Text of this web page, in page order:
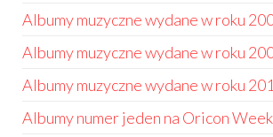
Albumy muzyczne wydane w roku
Albumy muzyczne wydane w roku
Albumy muzyczne wydane w roku
Albumy numer jeden na Oricon